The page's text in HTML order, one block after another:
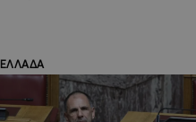
ΕΛΛΑΔΑ